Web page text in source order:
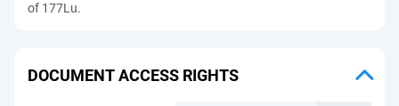
of 177Lu.
DOCUMENT ACCESS RIGHTS